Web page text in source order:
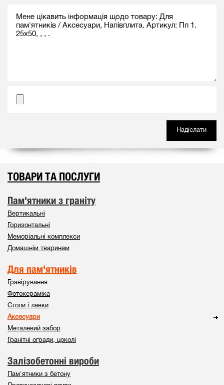
ТОВАРИ ТА ПОСЛУГИ
Пам'ятники з граніту
Вертикальні
Горизонтальні
Меморіальні комплекси
Домашнім тваринам
Для пам'ятників
Гравірування
Фотокераміка
Столи і лавки
Аксесуари
Металевий забор
Гранітні огради, цоколі
Залізобетонні вироби
Пам'ятники з бетону